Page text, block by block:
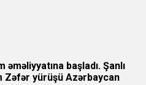
başladı. Şanlı
Zəfər yürüşü Azərbaycan